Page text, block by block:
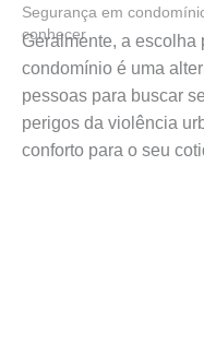
Segurança em
conhecer
Geralmente, a escolha
condomínio é uma
pessoas para buscar
perigos da violência
conforto para o seu